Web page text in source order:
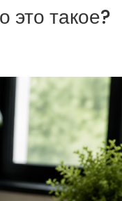
это такое?